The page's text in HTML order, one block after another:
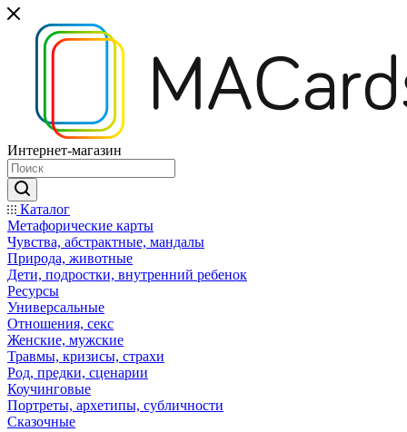
Интернет-магазин
Каталог
Mетафорические карты
Чувства, абстрактные, мандалы
Природа, животные
Дети, подростки, внутренний ребенок
Ресурсы
Универсальные
Отношения, секс
Женские, мужские
Травмы, кризисы, страхи
Род, предки, сценарии
Коучинговые
Портреты, архетипы, субличности
Сказочные